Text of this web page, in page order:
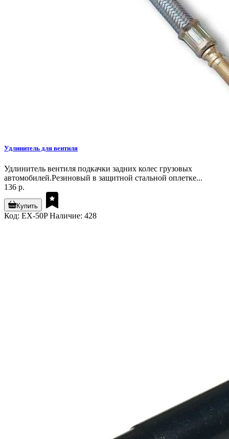
Удлинитель для вентиля
Удлинитель вентиля подкачки задних колес грузовых
автомобилей.Резиновый в защитной стальной оплетке...
136 р.
Купить
Код: EX-50P Наличие: 428